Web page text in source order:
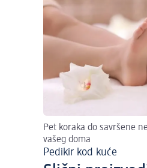
Pet koraka do savršene
vašeg doma
Pedikir kod kuće